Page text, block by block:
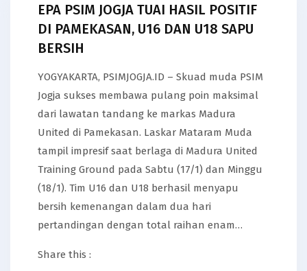
EPA PSIM JOGJA TUAI HASIL POSITIF
DI PAMEKASAN, U16 DAN U18 SAPU
BERSIH
YOGYAKARTA, PSIMJOGJA.ID – Skuad muda PSIM
Jogja sukses membawa pulang poin maksimal
dari lawatan tandang ke markas Madura
United di Pamekasan. Laskar Mataram Muda
tampil impresif saat berlaga di Madura United
Training Ground pada Sabtu (17/1) dan Minggu
(18/1). Tim U16 dan U18 berhasil menyapu
bersih kemenangan dalam dua hari
pertandingan dengan total raihan enam…
Share this :